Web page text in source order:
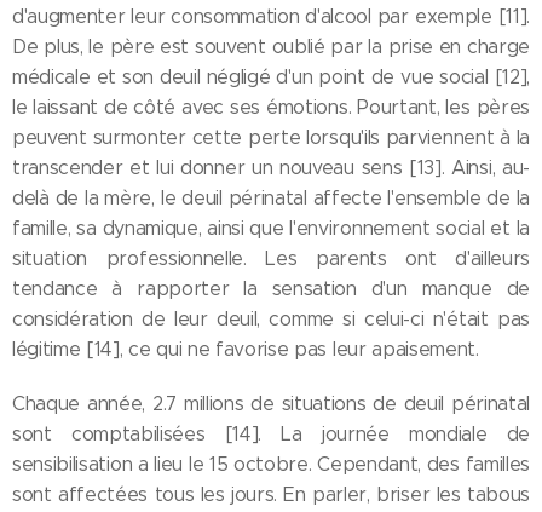
d'augmenter leur consommation d'alcool par exemple [11].
De plus, le père est souvent oublié par la prise en charge
médicale et son deuil négligé d'un point de vue social [12],
le laissant de côté avec ses émotions. Pourtant, les pères
peuvent surmonter cette perte lorsqu'ils parviennent à la
transcender et lui donner un nouveau sens [13]. Ainsi, au-
delà de la mère, le deuil périnatal affecte l'ensemble de la
famille, sa dynamique, ainsi que l'environnement social et la
situation professionnelle. Les parents ont d'ailleurs
tendance à rapporter la sensation d'un manque de
considération de leur deuil, comme si celui-ci n'était pas
légitime [14], ce qui ne favorise pas leur apaisement.
Chaque année, 2.7 millions de situations de deuil périnatal
sont comptabilisées [14]. La journée mondiale de
sensibilisation a lieu le 15 octobre. Cependant, des familles
sont affectées tous les jours. En parler, briser les tabous